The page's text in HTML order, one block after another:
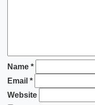
Name *
Email *
Website